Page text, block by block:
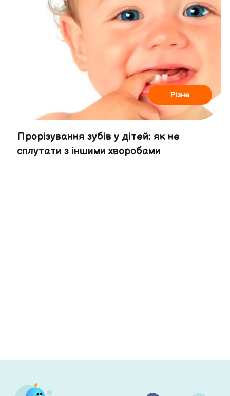
Різне
Прорізування зубів у дітей: як не
сплутати з іншими хворобами